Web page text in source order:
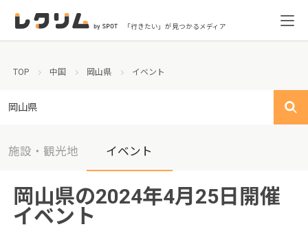
「行きたい」が見つかるメディア
TOP 中国 岡山県 イベント
岡山県
施設・観光地 イベント
岡山県の2024年4月25日開催
イベント